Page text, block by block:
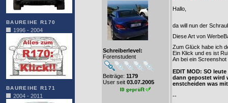
BAUREIHE R170
1996 - 2004
BAUREIHE R171
2004 - 2011
Schreiberlevel:
Forenstudent
Beiträge: 1179
User seit 03.07.2005
Hallo,
da will nun der
Diese Art von
Zum Glück habe ich
Ein Klick und es ist
An bei ein
EDIT MOD: SO
dann gepostet wird
enstcheiden was
--